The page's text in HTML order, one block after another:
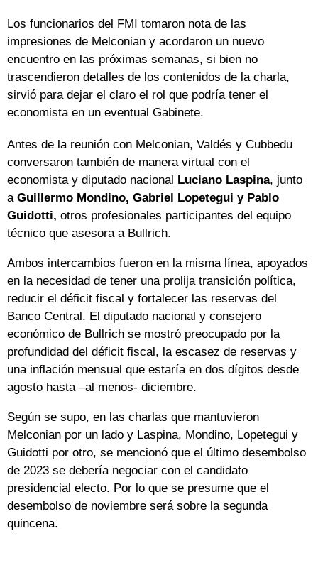
Los funcionarios del FMI tomaron nota de las
impresiones de Melconian y acordaron un nuevo
encuentro en las próximas semanas, si bien no
trascendieron detalles de los contenidos de la charla,
sirvió para dejar el claro el rol que podría tener el
economista en un eventual Gabinete.
Antes de la reunión con Melconian, Valdés y Cubbedu
conversaron también de manera virtual con el
economista y diputado nacional Luciano Laspina, junto
a Guillermo Mondino, Gabriel Lopetegui y Pablo
Guidotti, otros profesionales participantes del equipo
técnico que asesora a Bullrich.
Ambos intercambios fueron en la misma línea, apoyados
en la necesidad de tener una prolija transición política,
reducir el déficit fiscal y fortalecer las reservas del
Banco Central. El diputado nacional y consejero
económico de Bullrich se mostró preocupado por la
profundidad del déficit fiscal, la escasez de reservas y
una inflación mensual que estaría en dos dígitos desde
agosto hasta –al menos- diciembre.
Según se supo, en las charlas que mantuvieron
Melconian por un lado y Laspina, Mondino, Lopetegui y
Guidotti por otro, se mencionó que el último desembolso
de 2023 se debería negociar con el candidato
presidencial electo. Por lo que se presume que el
desembolso de noviembre será sobre la segunda
quincena.